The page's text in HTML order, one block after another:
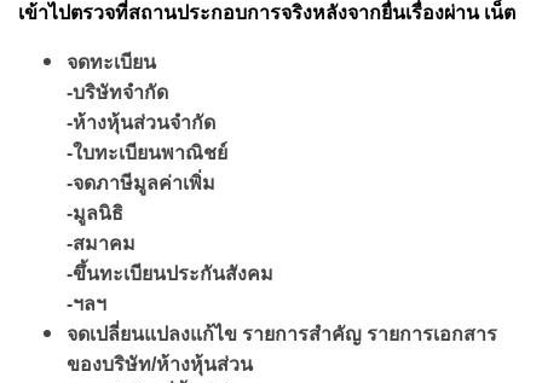
เข้าไปตรวจที่สถานประกอบการจริงหลังจากยื่นเรื่องผ่าน เน็ต
จดทะเบียน
-บริษัทจำกัด
-ห้างหุ้นส่วนจำกัด
-ใบทะเบียนพาณิชย์
-จดภาษีมูลค่าเพิ่ม
-มูลนิธิ
-สมาคม
-ขึ้นทะเบียนประกันสังคม
-ฯลฯ
จดเปลี่ยนแปลงแก้ไข รายการสำคัญ รายการเอกสาร
ของบริษัท/ห้างหุ้นส่วน